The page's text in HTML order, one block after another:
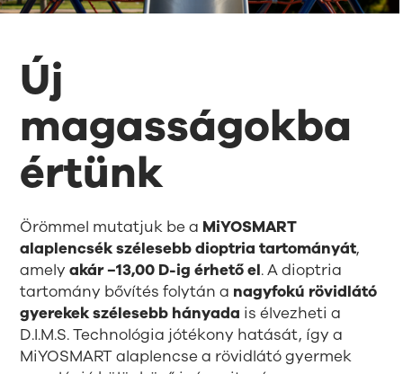
Új
magasságokba
értünk
Örömmel mutatjuk be a MiYOSMART
alaplencsék szélesebb dioptria tartományát,
amelyakár −13,00 D-ig érhető el. A dioptria
tartomány bővítés folytán a nagyfokú rövidlátó
gyerekek szélesebb hányada is élvezheti a
D.I.M.S. Technológia jótékony hatását, így a
MiYOSMART alaplencse a rövidlátó gyermek